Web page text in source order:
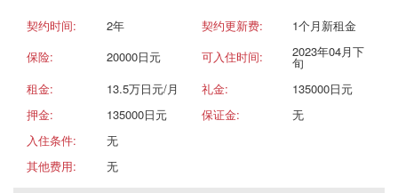
契约时间: 2年 契约更新费:
1个月新租金
保险:
20000日元 可入住时间: 2023年04月下
旬
租金:
13.5万日元/月 礼金:
135000日元
押金:
135000日元 保证金:
无
入住条件:
无
其他费用:
无